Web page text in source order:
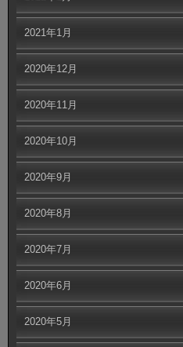
2021年1月
2020年12月
2020年11月
2020年10月
2020年9月
2020年8月
2020年7月
2020年6月
2020年5月